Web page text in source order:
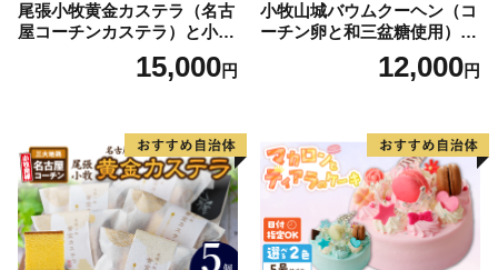
尾張小牧黄金カステラ（名古
屋コーチンカステラ）と小牧
山城バウムクーヘン（コーチ
ン卵と和三盆糖使用）のセッ
三盆 小牧銘菓 バウムクーヘ
ン 常温 愛知県 小牧市 アンプ
チベアやぐま
15,000円
小牧山城バウムクーヘン（コ
ーチン卵と和三盆糖使用）
名古屋コーチン バームクー
ヘン 和三盆 小牧銘菓 バウム
12,000円